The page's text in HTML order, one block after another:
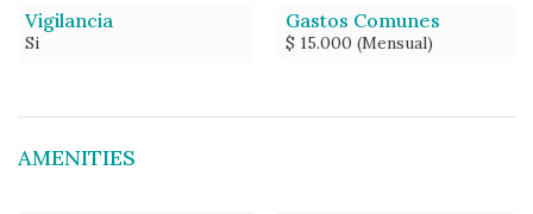
Vigilancia
Si
Gastos Comunes
$ 15.000 (Mensual)
AMENITIES